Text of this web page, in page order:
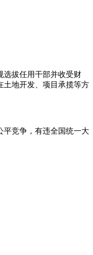
拔任用干部并收受财
土地开发、项目承揽等方
竞争，有违全国统一大